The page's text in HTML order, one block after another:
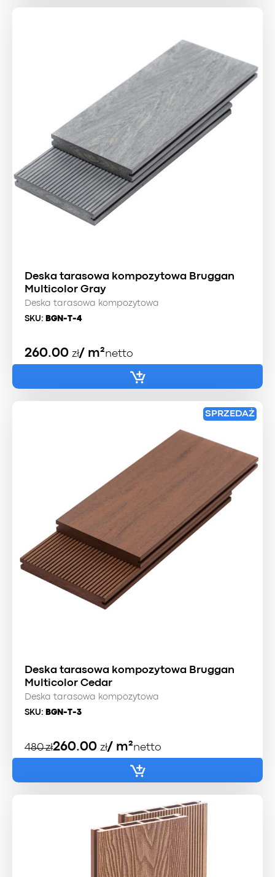
Deska tarasowa kompozytowa Bruggan
Multicolor Gray
Deska tarasowa kompozytowa
SKU: BGN-T-4
260.00 zł/ m²netto
SPRZEDAŻ
Deska tarasowa kompozytowa Bruggan
Multicolor Cedar
Deska tarasowa kompozytowa
SKU: BGN-T-3
480zł
Pierwotna
cena
260.00 zł
Aktualna
cena
/ m²netto